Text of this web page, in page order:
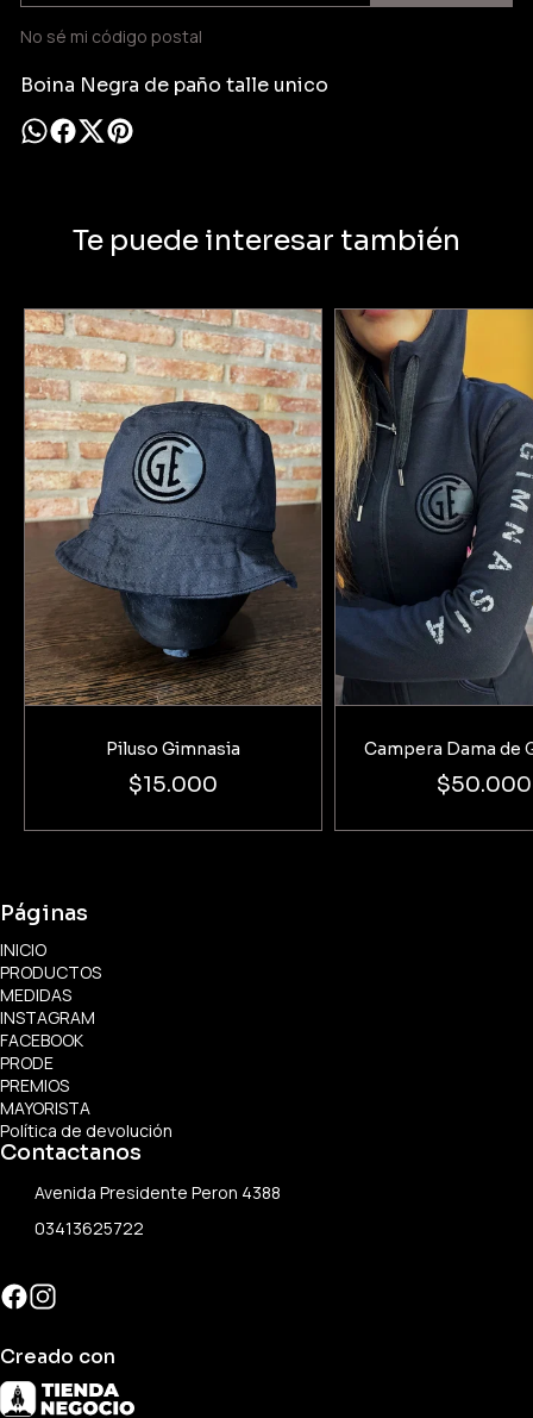
No sé mi código postal
Boina Negra de paño talle unico
Te puede interesar también
Piluso Gimnasia
$15.000
Campera Dama de
$50.000
Páginas
INICIO
PRODUCTOS
MEDIDAS
INSTAGRAM
FACEBOOK
PRODE
PREMIOS
MAYORISTA
Política de devolución
Contactanos
Avenida Presidente Peron 4388
03413625722
Creado con